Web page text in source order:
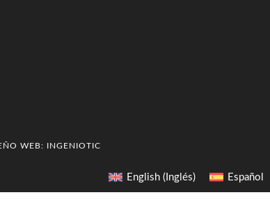
WEB: INGENIOTIC
English(Inglés) Español